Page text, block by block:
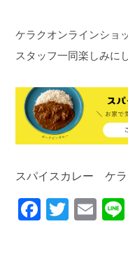
ケラクオンラインショ
スタッフ一同楽しみに
スパイスカレー ケラ
F
T
E